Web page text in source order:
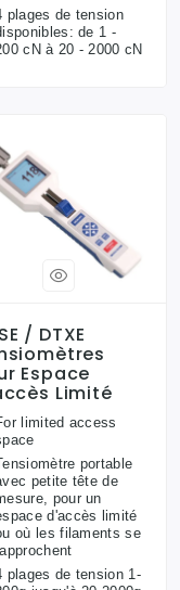
plages de tension
de 1 -
cN à 20 - 2000 cN
/ DTXE
Espace
Limité
limited access
portable
petite tête de
pour un
d'accès limité
où les filaments se
plages de tension 1-